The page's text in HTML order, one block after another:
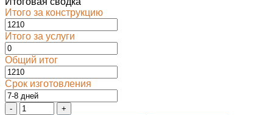
Итого за конструкцию
Итого за услуги
Общий итог
Срок изготовления